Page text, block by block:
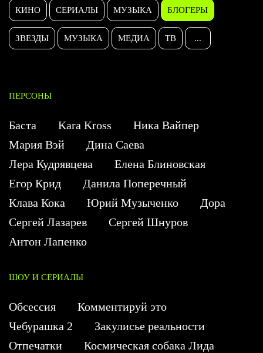
КИНО СЕРИАЛЫ МУЗЫКА БЛОГЕРЫ
ЗВЕЗДЫ МУЗЫКА МЕДИА ТВ ...
ПЕРСОНЫ
Баста Kara Kross
Ника Вайпер
Мария Вэй
Дина Саева
Лера Кудрявцева
Елена Блиновская
Егор Крид
Данила Поперечный
Клава Кока
Юрий Музыченко
Дора
Сергей Лазарев
Сергей Шнуров
Антон Лапенко
ШОУ И СЕРИАЛЫ
Обсессия
Комментируй это
Чебурашка 2
Закулисье реальности
Отпечатки
Космическая собака Лида